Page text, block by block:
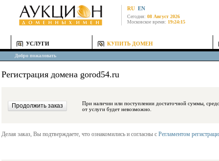
RU EN
Сегодня: 08 Август 2026
Московское время: 19:24:15
УСЛУГИ КУПИТЬ ДОМЕН
Добро пожаловать
Регистрация домена gorod54.ru
При наличии или поступлении достаточной суммы, средства будут
от услуги будет невозможно.
Делая заказ, Вы подтверждаете, что ознакомились и согласны с Регламентом